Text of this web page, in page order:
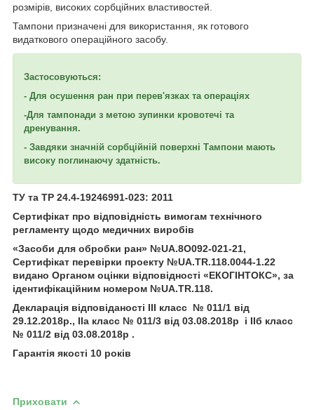
розмірів, високих сорбційних властивостей.
Тампони призначені для використання, як готового
видаткового операційного засобу.
Застосовуються:
- Для осушення ран при перев'язках та операціях
-Для тампонади з метою зупинки кровотечі та
дренування.
- Завдяки значній сорбційній поверхні Тампони мають
високу поглинаючу здатність.
ТУ та ТР 24.4-19246991-023: 2011
Сертифікат про відповідність вимогам технічного
регламенту щодо медичних виробів
«Засоби для обробки ран» №UA.8O092-021-21,
Сертифікат перевірки проекту №UA.TR.118.0044-1.22
видано Органом оцінки відповідності «ЕКОГІНТОКС», за
ідентифікаційним номером №UA.TR.118.
Декларація відповіданості ІІІ класс № 011/1 від
29.12.2018р., ІІа класс № 011/3 від 03.08.2018р і ІІб класс
№ 011/2 від 03.08.2018р .
Гарантія якості 10 років
Приховати